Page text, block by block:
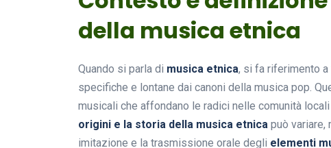
della musica etnica
Quando si parla di musica etnica, si fa riferimento
specifiche e lontane dai canoni della musica pop.
musicali che affondano le radici nelle comunità
origini e la storia della musica etnica può variare,
imitazione e la trasmissione orale degli elementi